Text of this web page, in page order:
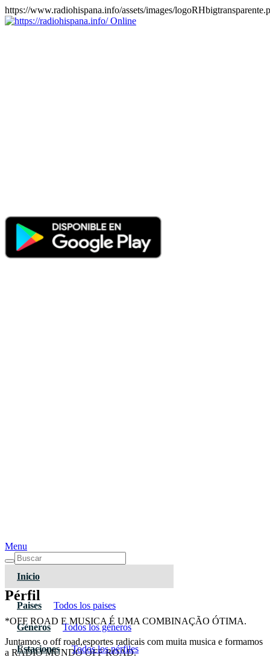
https://www.radiohispana.info/assets/images/
Online
Menu
Inicio
Paises Todos los paises
Géneros Todos los géneros
Estaciones Todos los pérfiles
Pérfil
*OFF ROAD E MUSICA É UMA COMBINAÇÃO ÓTIMA.
Juntamos o off road,esportes radicais com muita musica e formamos
a RÁDIO MUNDO OFF ROAD.